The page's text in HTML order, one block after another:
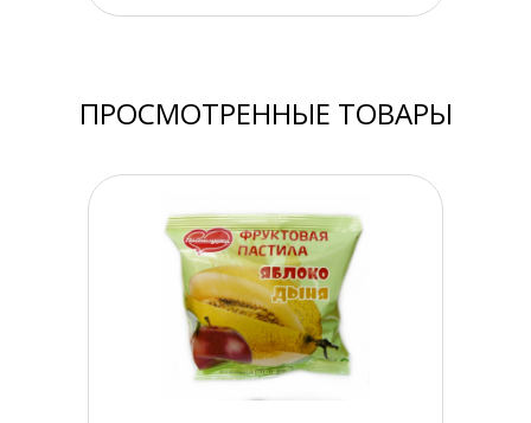
ПРОСМОТРЕННЫЕ ТОВАРЫ